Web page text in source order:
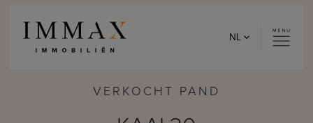
NL
VERKOCHT PAND